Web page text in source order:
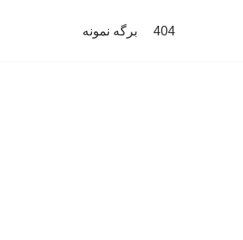
404 برگه نمونه